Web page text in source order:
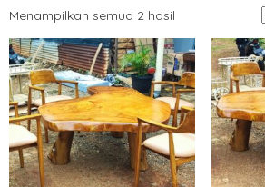
Menampilkan semua 2 hasil